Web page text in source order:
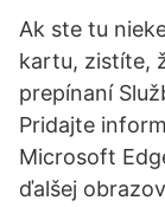
Ak ste tu
kartu, zistíte,
prepínaní
Pridajte
Microsoft
ďalšej